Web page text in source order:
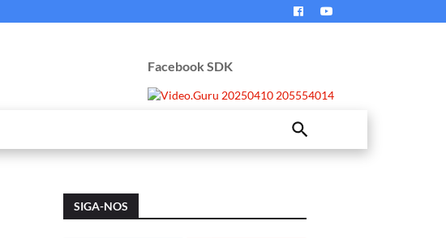
Facebook SDK
SIGA-NOS